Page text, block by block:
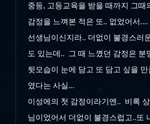
중등, 고등교육을 받을 때까지 그때
감정을 느껴본 적은 또.. 없었어서....
선생님이신지라.. 더없이 불경스러
도 있는데.. 그 때 느꼈던 감정은 분
뒷모습이 눈에 담고 또 담고 싶을 만
였다는 사실...
이성에의 첫 감정이라기엔.. 비록
님이었어서 더없이 불경스럽고..또